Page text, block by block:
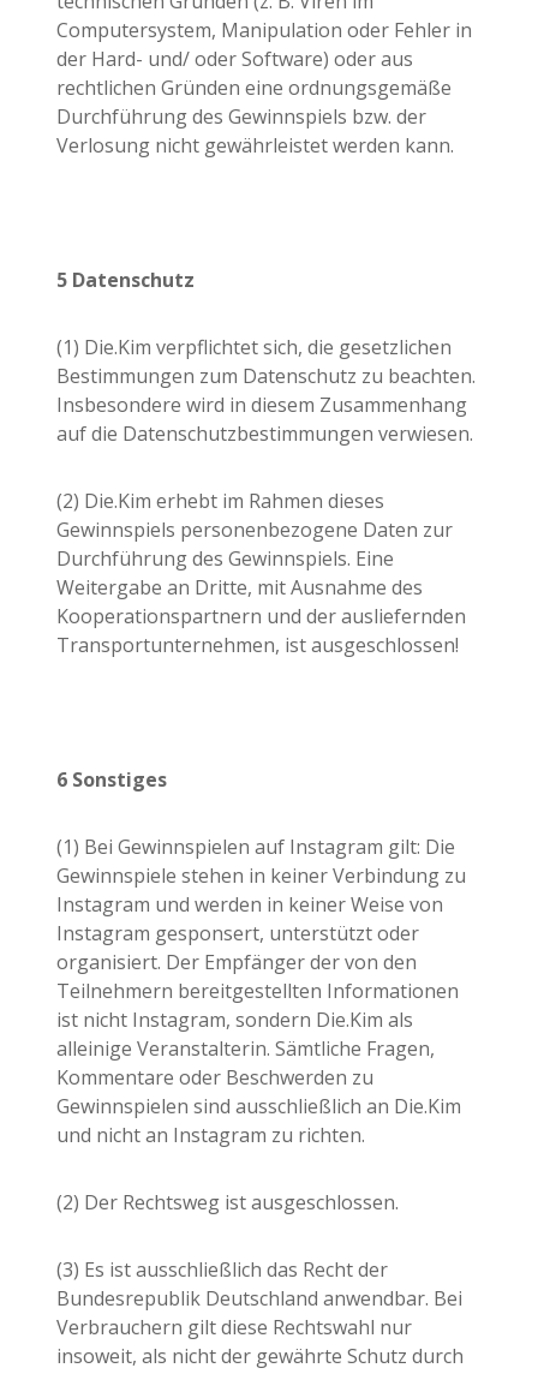
Computersystem, Manipulation oder Fehler in
der Hard- und/ oder Software) oder aus
rechtlichen Gründen eine ordnungsgemäße
Durchführung des Gewinnspiels bzw. der
Verlosung nicht gewährleistet werden kann.
5 Datenschutz
(1) Die.Kim verpflichtet sich, die gesetzlichen
Bestimmungen zum Datenschutz zu beachten.
Insbesondere wird in diesem Zusammenhang
auf die Datenschutzbestimmungen verwiesen.
(2) Die.Kim erhebt im Rahmen dieses
Gewinnspiels personenbezogene Daten zur
Durchführung des Gewinnspiels. Eine
Weitergabe an Dritte, mit Ausnahme des
Kooperationspartnern und der ausliefernden
Transportunternehmen, ist ausgeschlossen!
6 Sonstiges
(1) Bei Gewinnspielen auf Instagram gilt: Die
Gewinnspiele stehen in keiner Verbindung zu
Instagram und werden in keiner Weise von
Instagram gesponsert, unterstützt oder
organisiert. Der Empfänger der von den
Teilnehmern bereitgestellten Informationen
ist nicht Instagram, sondern Die.Kim als
alleinige Veranstalterin. Sämtliche Fragen,
Kommentare oder Beschwerden zu
Gewinnspielen sind ausschließlich an Die.Kim
und nicht an Instagram zu richten.
(2) Der Rechtsweg ist ausgeschlossen.
(3) Es ist ausschließlich das Recht der
Bundesrepublik Deutschland anwendbar. Bei
Verbrauchern gilt diese Rechtswahl nur
insoweit, als nicht der gewährte Schutz durch